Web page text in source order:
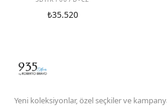
₺35.520
Yeni koleksiyonlar, özel seçkiler ve